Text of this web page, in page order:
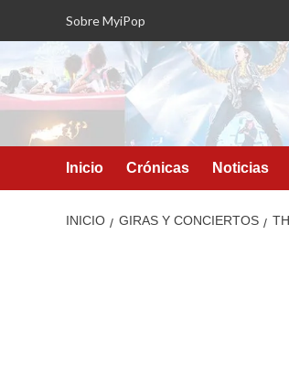
Sobre MyiPop
Inicio Crónicas Noticias
INICIO GIRAS Y CONCIERTOS